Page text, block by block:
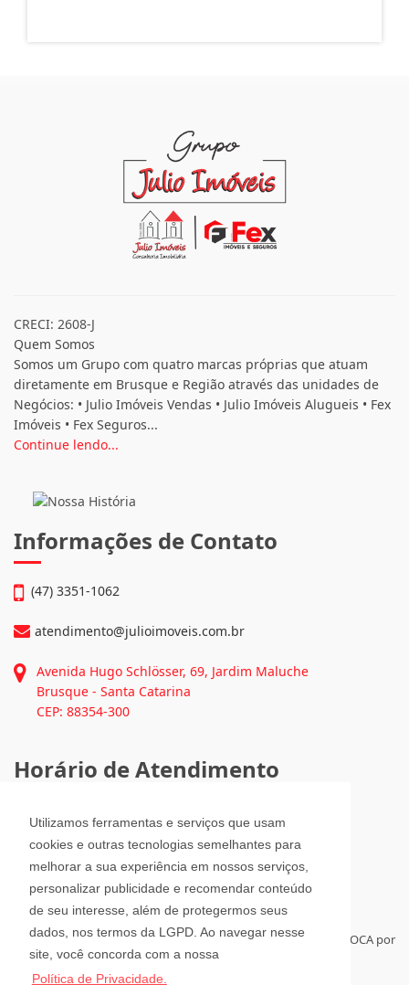
Utilizamos ferramentas e serviços que usam
cookies e outras tecnologias semelhantes para
melhorar a sua experiência em nossos serviços,
personalizar publicidade e recomendar conteúdo
de seu interesse, além de protegermos seus
dados, nos termos da LGPD. Ao navegar nesse
site, você concorda com a nossa
Política de Privacidade.
CRECI: 2608-J
Quem Somos
Somos um Grupo com quatro marcas próprias que atuam
diretamente em Brusque e Região através das unidades de
Negócios: • Julio Imóveis Vendas • Julio Imóveis Alugueis • Fex
Imóveis • Fex Seguros...
Continue lendo...
Informações de Contato
(47) 3351-1062
atendimento@julioimoveis.com.br
Avenida Hugo Schlösser, 69, Jardim Maluche
Brusque - Santa Catarina
CEP: 88354-300
Horário de Atendimento
Segunda a Sexta-Feira
08h00 - 12h00 e 13h30 - 18h00
Sábado
08h30 - 12h00
Para administrar seus imóveis á distância, tenha sempre a RELOCA por
perto.